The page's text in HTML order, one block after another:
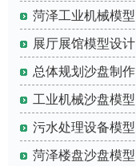
菏泽工业机械模型
展厅展馆模型设计
总体规划沙盘制作
工业机械沙盘模型
污水处理设备模型
菏泽楼盘沙盘模型